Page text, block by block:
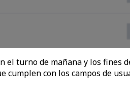
turno de mañana y los fines
con los campos de